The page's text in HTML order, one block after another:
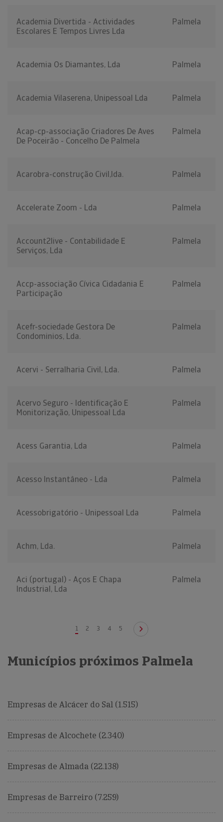
Academia Divertida - Actividades
Escolares E Tempos Livres Lda
Palmela
Academia Os Diamantes, Lda Palmela
Academia Vilaserena, Unipessoal Lda Palmela
Acap-cp-associação Criadores De Aves
De Poceirão - Concelho De Palmela
Palmela
Acarobra-construção Civil,lda. Palmela
Accelerate Zoom - Lda Palmela
Account2live - Contabilidade E
Serviços, Lda
Palmela
Accp-associação Cívica Cidadania E
Participação
Palmela
Acefr-sociedade Gestora De
Condominios, Lda.
Palmela
Acervi - Serralharia Civil, Lda. Palmela
Acervo Seguro - Identificação E
Monitorização, Unipessoal Lda
Palmela
Acess Garantia, Lda Palmela
Acesso Instantâneo - Lda Palmela
Acessobrigatório - Unipessoal Lda Palmela
Achm, Lda. Palmela
Aci (portugal) - Aços E Chapa
Industrial, Lda
Palmela
1 2 3 4 5
Municípios próximos Palmela
Empresas de Alcácer do Sal (1.515)
Empresas de Alcochete (2.340)
Empresas de Almada (22.138)
Empresas de Barreiro (7.259)